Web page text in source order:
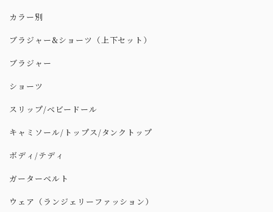
カラー別
ブラジャー&ショーツ（上下セット）
ブラジャー
ショーツ
スリップ/ベビードール
キャミソール/トップス/タンクトップ
ボディ/テディ
ガーターベルト
ウェア（ランジェリーファッション）